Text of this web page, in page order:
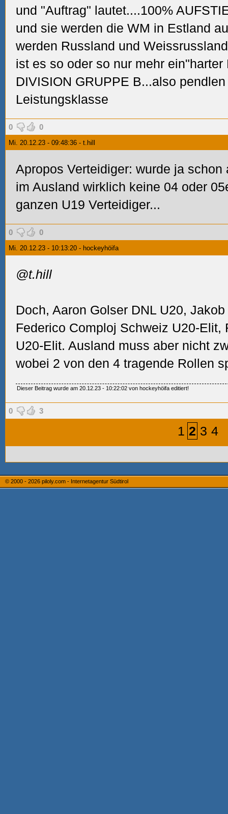
und "Auftrag" lautet....100%
und sie werden die WM in Estland
werden Russland und
ist es so oder so nur mehr
DIVISION GRUPPE B...also
Leistungsklasse
0 0
Mi. 20.12.23 - 09:48:36 - t.hill
Apropos Verteidiger: wurde ja
im Ausland wirklich keine 04 oder
ganzen U19 Verteidiger...
0 0
Mi. 20.12.23 - 10:13:20 - hockeyhöifa
@t.hill
Doch, Aaron Golser DNL U20,
Federico Comploj Schweiz U20-Elit,
U20-Elit. Ausland muss aber nicht
wobei 2 von den 4 tragende Rollen
Dieser Beitrag wurde am 20.12.23 - 10:22:02 von hockeyhöifa editiert!
0 3
1 2 3 4
© 2000 - 2026 piloly.com - Internetagentur Südtirol